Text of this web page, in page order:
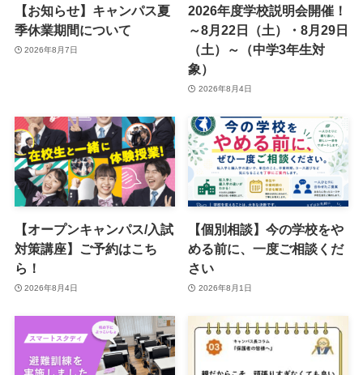
【お知らせ】キャンパス夏
季休業期間について
2026年8月7日
2026年度学校説明会開催！
～8月22日（土）・8月29日
（土）～（中学3年生対
象）
2026年8月4日
【オープンキャンパス/入試
対策講座】ご予約はこち
ら！
2026年8月4日
【個別相談】今の学校をや
める前に、一度ご相談くだ
さい
2026年8月1日